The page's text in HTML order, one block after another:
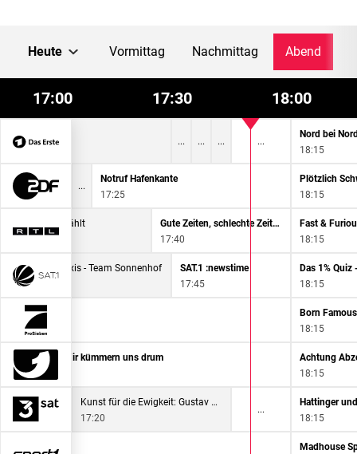
Heute Vormittag Nachmittag Abend
17:00 17:30 18:00
Nord bei
18:15
heute
17:00
Notruf Hafenkante
17:25
Plötzlich
18:15
Alles was zählt
Gute Zeiten, schlechte Zeiten
17:40
Fast &
18:15
Die Landarztpraxis - Team Sonnenhof
17:00
SAT.1 :newstime
17:45
Das 1%
18:15
Galileo
17:05
Born
18:15
Kontrolle! Wir kümmern uns drum
Achtung
18:15
Kunst für die Ewigkeit: Gustav Klimt
17:20
Hattinger
18:15
Bitte Lächeln!
Madhouse